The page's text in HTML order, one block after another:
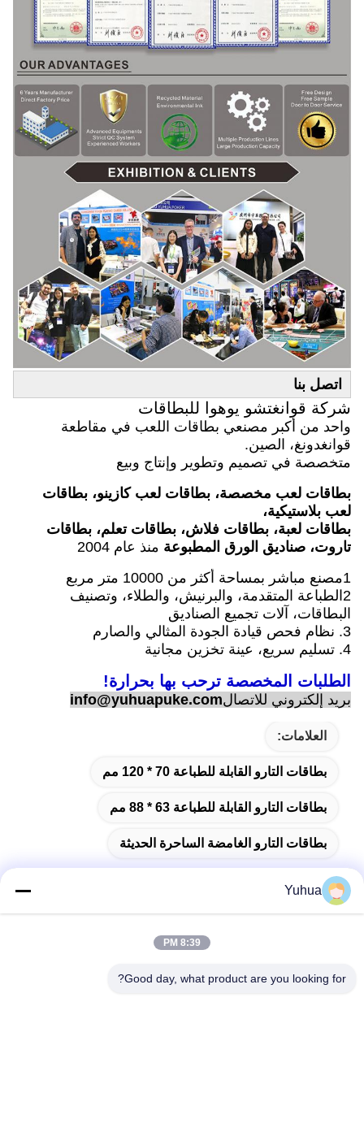
اتصل بنا
شركة قوانغتشو يوهوا للبطاقات
واحد من أكبر مصنعي بطاقات اللعب في مقاطعة
قوانغدونغ، الصين.
متخصصة في تصميم وتطوير وإنتاج وبيع
بطاقات لعب مخصصة، بطاقات لعب كازينو، بطاقات
لعب بلاستيكية،
بطاقات لعبة، بطاقات فلاش، بطاقات تعلم، بطاقات
تاروت، صناديق الورق المطبوعة منذ عام 2004
1مصنع مباشر بمساحة أكثر من 10000 متر مربع
2الطباعة المتقدمة، والبرنيش، والطلاء، وتصنيف
البطاقات، آلات تجميع الصناديق
3. نظام فحص قيادة الجودة المثالي والصارم
4. تسليم سريع، عينة تخزين مجانية
الطلبات المخصصة ترحب بها بحرارة!
بريد إلكتروني للاتصالinfo@yuhuapuke.com
العلامات:
بطاقات التارو القابلة للطباعة 70 * 120 مم
بطاقات التارو القابلة للطباعة 63 * 88 مم
بطاقات التارو الغامضة الساحرة الحديثة
العنوان
Yuhua
8:39 PM
Good day, what product are you looking for?